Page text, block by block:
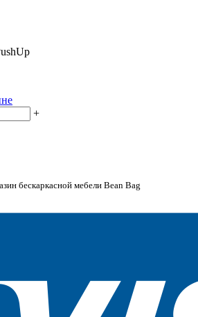
+
бескаркасной мебели Bean Bag